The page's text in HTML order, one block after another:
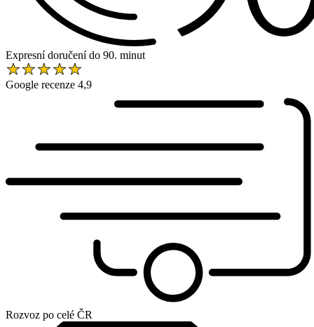
Expresní doručení do 90. minut
Google recenze 4,9
Rozvoz po celé ČR